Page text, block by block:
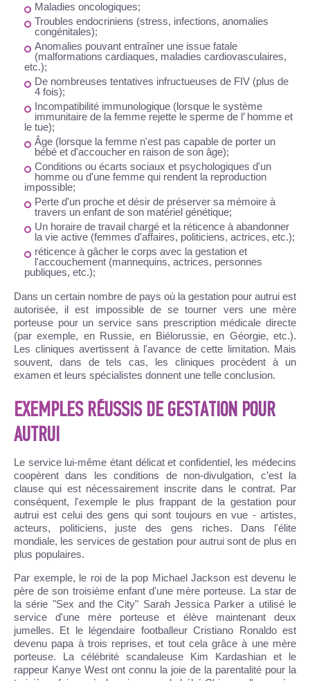
Maladies oncologiques;
Troubles endocriniens (stress, infections, anomalies
congénitales);
Anomalies pouvant entraîner une issue fatale
(malformations cardiaques, maladies cardiovasculaires,
etc.);
De nombreuses tentatives infructueuses de FIV (plus de
4 fois);
Incompatibilité immunologique (lorsque le système
immunitaire de la femme rejette le sperme de l’ homme et
le tue);
Âge (lorsque la femme n'est pas capable de porter un
bébé et d'accoucher en raison de son âge);
Conditions ou écarts sociaux et psychologiques d'un
homme ou d'une femme qui rendent la reproduction
impossible;
Perte d'un proche et désir de préserver sa mémoire à
travers un enfant de son matériel génétique;
Un horaire de travail chargé et la réticence à abandonner
la vie active (femmes d'affaires, politiciens, actrices, etc.);
réticence à gâcher le corps avec la gestation et
l'accouchement (mannequins, actrices, personnes
publiques, etc.);
Dans un certain nombre de pays où la gestation pour autrui est
autorisée, il est impossible de se tourner vers une mère
porteuse pour un service sans prescription médicale directe
(par exemple, en Russie, en Biélorussie, en Géorgie, etc.).
Les cliniques avertissent à l'avance de cette limitation. Mais
souvent, dans de tels cas, les cliniques procèdent à un
examen et leurs spécialistes donnent une telle conclusion.
EXEMPLES RÉUSSIS DE GESTATION POUR
AUTRUI
Le service lui-même étant délicat et confidentiel, les médecins
coopèrent dans les conditions de non-divulgation, c’est la
clause qui est nécessairement inscrite dans le contrat. Par
conséquent, l'exemple le plus frappant de la gestation pour
autrui est celui des gens qui sont toujours en vue - artistes,
acteurs, politiciens, juste des gens riches. Dans l'élite
mondiale, les services de gestation pour autrui sont de plus en
plus populaires.
Par exemple, le roi de la pop Michael Jackson est devenu le
père de son troisième enfant d'une mère porteuse. La star de
la série "Sex and the City" Sarah Jessica Parker a utilisé le
service d'une mère porteuse et élève maintenant deux
jumelles. Et le légendaire footballeur Cristiano Ronaldo est
devenu papa à trois reprises, et tout cela grâce à une mère
porteuse. La célébrité scandaleuse Kim Kardashian et le
rappeur Kanye West ont connu la joie de la parentalité pour la